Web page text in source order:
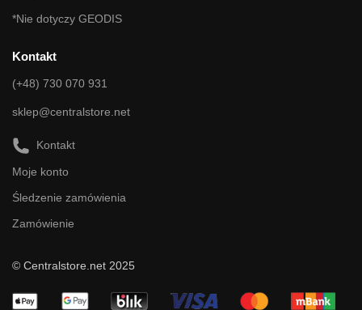
*Nie dotyczy GEODIS
Kontakt
(+48) 730 070 931
sklep@centralstore.net
Kontakt
Moje konto
Śledzenie zamówienia
Zamówienie
© Centralstore.net 2025